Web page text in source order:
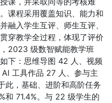
课程采用覆盖知识、能力和
融入学生互评、师生互评、
穿教学全过程，体现了评价
2023 级数智赋能教学班
下：思维导图 42 人、视频
工具作品 27 人、参与主
此，基础、进阶和高阶任务
和 71.4%。与 22 级学生的